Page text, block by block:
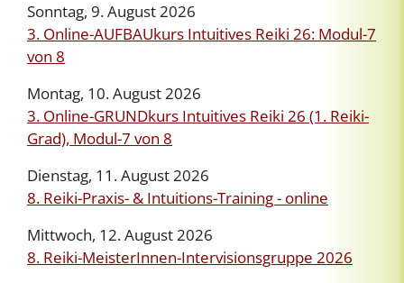
Sonntag, 9. August 2026
3. Online-AUFBAUkurs Intuitives Reiki 26: Modul-7
von 8
Montag, 10. August 2026
3. Online-GRUNDkurs Intuitives Reiki 26 (1. Reiki-
Grad), Modul-7 von 8
Dienstag, 11. August 2026
8. Reiki-Praxis- & Intuitions-Training - online
Mittwoch, 12. August 2026
8. Reiki-MeisterInnen-Intervisionsgruppe 2026